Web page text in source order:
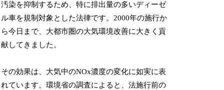
汚染を抑制するため、特に排出量の多いディーゼ
ル車を規制対象とした法律です。2000年の施行か
ら今日まで、大都市圏の大気環境改善に大きく貢
献してきました。
その効果は、大気中のNOx濃度の変化に如実に表
れています。環境省の調査によると、法施行前の